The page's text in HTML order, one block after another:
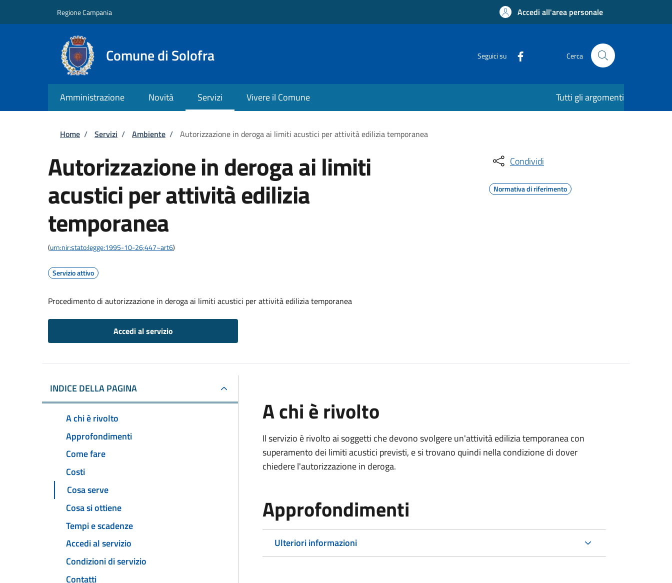
Regione Campania Accedi all'area personale
Comune di Solofra Seguici su Cerca
Amministrazione Novità Servizi Vivere il Comune Tutti gli argomenti
Briciole di pane
Home / Servizi / Ambiente / Autorizzazione in deroga ai limiti acustici per attività edilizia temporanea
Autorizzazione in deroga ai limiti
acustici per attività edilizia
temporanea
(urn:nir:stato:legge:1995-10-26;447~art6)
Servizio attivo
Procedimento di autorizzazione in deroga ai limiti acustici per attività edilizia temporanea
Accedi al servizio
Condividi
Normativa di riferimento
INDICE DELLA PAGINA
A chi è rivolto
Approfondimenti
Come fare
Costi
Cosa serve
Cosa si ottiene
Tempi e scadenze
Accedi al servizio
Condizioni di servizio
Contatti
A chi è rivolto
Il servizio è rivolto ai soggetti che devono svolgere un'attività edilizia temporanea con
superamento dei limiti acustici previsti, e si trovano quindi nella condizione di dover
chiedere l'autorizzazione in deroga.
Approfondimenti
Ulteriori informazioni